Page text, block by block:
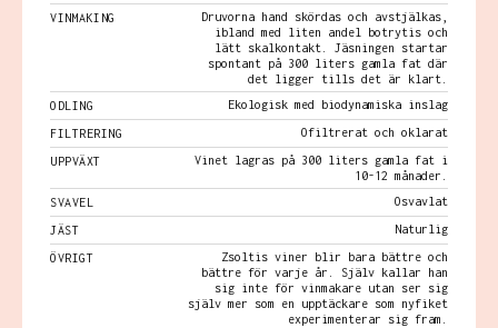
VINMAKING
Druvorna hand skördas och avstjälkas,
ibland med liten andel botrytis och
lätt skalkontakt. Jäsningen startar
spontant på 300 liters gamla fat där
det ligger tills det är klart.
ODLING
Ekologisk med biodynamiska inslag
FILTRERING Ofiltrerat och oklarat
UPPVÄXT
Vinet lagras på 300 liters gamla fat i
10-12 månader.
SVAVEL
Osvavlat
JÄST Naturlig
ÖVRIGT
Zsoltis viner blir bara bättre och
bättre för varje år. Själv kallar han
sig inte för vinmakare utan ser sig
själv mer som en upptäckare som nyfiket
experimenterar sig fram.